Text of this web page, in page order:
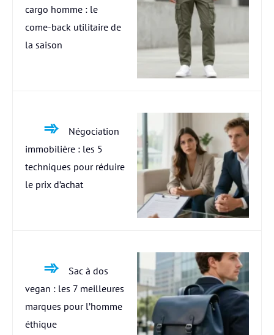
cargo homme : le
come-back utilitaire de
la saison
Négociation
immobilière : les 5
techniques pour réduire
le prix d’achat
Sac à dos
vegan : les 7 meilleures
marques pour l’homme
éthique